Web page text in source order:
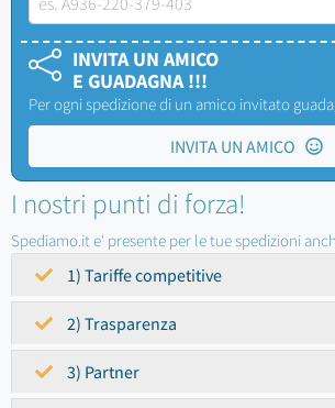
INVITA UN AMICO
E GUADAGNA !!!
Per ogni spedizione di un amico invitato
INVITA UN AMICO
I nostri punti di forza!
Spediamo.it e' presente per le tue spedizioni
1) Tariffe competitive
2) Trasparenza
3) Partner